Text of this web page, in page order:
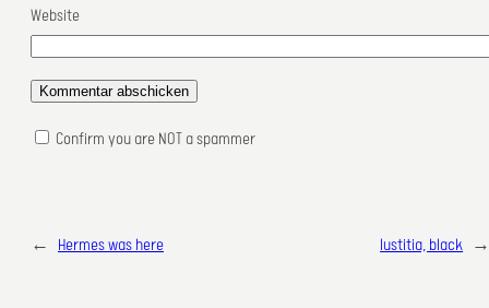
Website
Confirm you are NOT a spammer
← Hermes was here Iustitia, black